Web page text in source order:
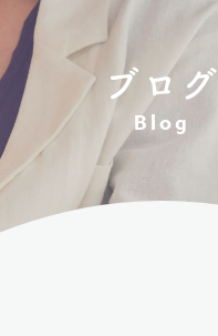
ブログ
Blog